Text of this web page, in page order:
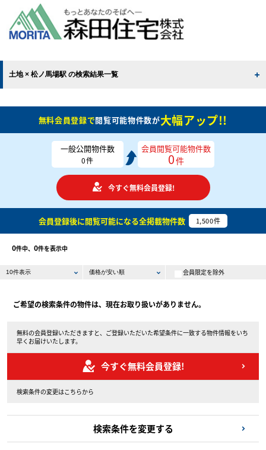
土地 × 松ノ馬場駅 の検索結果一覧
無料会員登録で閲覧可能物件数が大幅アップ!!
一般公開物件数
0件
会員閲覧可能物件数
0件
今すぐ無料会員登録!
会員登録後に閲覧可能になる全掲載物件数 1,500件
0件中、 0件を表示中
会員限定を除外
ご希望の検索条件の物件は、現在お取り扱いがありません。
無料の会員登録いただきますと、ご登録いただいた希望条件に一致する物件情報をいち
早くお届けいたします。
今すぐ無料会員登録!
検索条件の変更はこちらから
検索条件を変更する